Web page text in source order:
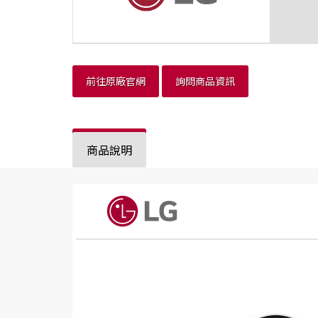
前往原廠官網 詢問商品資訊
商品說明